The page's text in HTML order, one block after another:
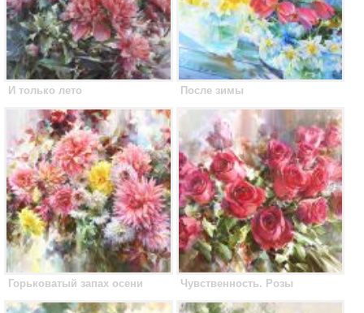
И только лето После зимы
Горьковатый запах осени Чувственность. Розы